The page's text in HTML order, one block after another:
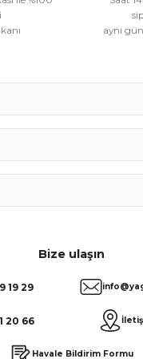
aynı
Bize ulaşın
19 29
20 66
Havale Bildirim Formu